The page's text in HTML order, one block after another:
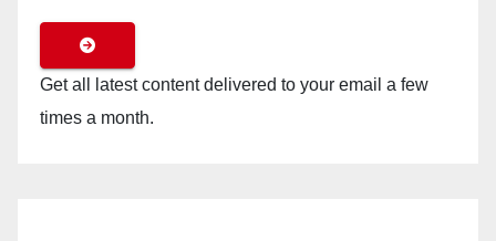
Get all latest content delivered to your email a few
times a month.